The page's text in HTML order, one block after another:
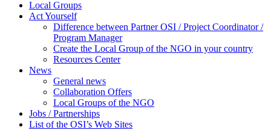
Local Groups
Act Yourself
Difference between Partner OSI / Project Coordinator /
Program Manager
Create the Local Group of the NGO in your country
Resources Center
News
General news
Collaboration Offers
Local Groups of the NGO
Jobs / Partnerships
List of the OSI’s Web Sites